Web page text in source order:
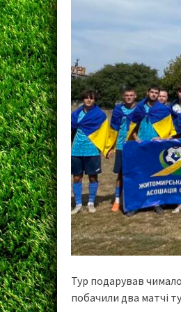
Тур подарував
побачили два матчі